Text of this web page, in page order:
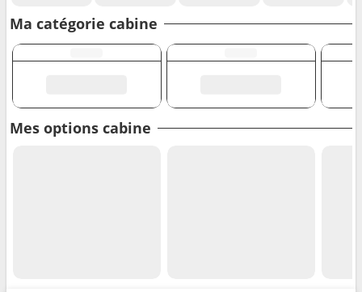
Ma catégorie cabine
Mes options cabine